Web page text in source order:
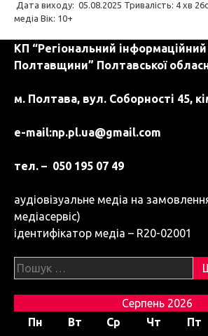
п
и
с
Дата виходу: 05.08.2025 Тривалість: 4 хв
медіа Вік: 10+
КП “Регіональний
Полтавщини” Полтавської
м. Полтава, вул. Соборності 45,
e-mail:np.pl.ua@gmail.com
тел. – 050 195 07 49
аудіовізуальне медіа на
медіасервіс)
ідентифікатор медіа – R20-02001
Пошук:
Серпень 2026
Пн
Вт Ср Чт Пт